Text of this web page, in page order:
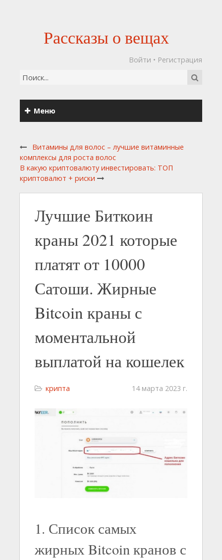
Рассказы о вещах
Войти • Регистрация
Меню
Витамины для волос – лучшие витаминные
комплексы для роста волос
В какую криптовалюту инвестировать: ТОП
криптовалют + риски
Лучшие Биткоин
краны 2021 которые
платят от 10000
Сатоши. Жирные
Bitcoin краны с
моментальной
выплатой на кошелек
крипта 14 марта 2023 г.
1. Список самых
жирных Bitcoin кранов с